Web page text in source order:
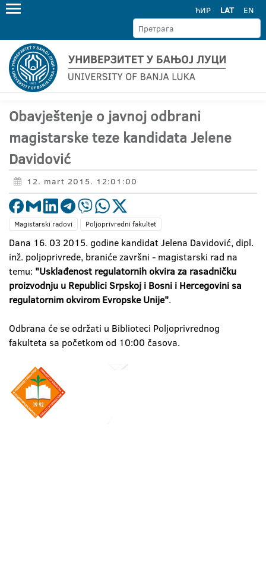
ЋИР LAT EN
Obavještenje o javnoj odbrani
magistarske teze kandidata Jelene
Davidović
12. mart 2015. 12:01:00
Magistarski radovi Poljoprivredni fakultet
Dana 16. 03 2015. godine kandidat Jelena Davidović, dipl.
inž. poljoprivrede, braniće završni - magistarski rad na
temu: "Usklađenost regulatornih okvira za rasadničku
proizvodnju u Republici Srpskoj i Bosni i Hercegovini sa
regulatornim okvirom Evropske Unije".
Odbrana će se održati u Biblioteci Poljoprivrednog
fakulteta sa početkom od 10:00 časova.